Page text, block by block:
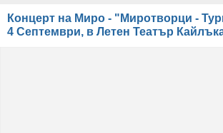
Концерт на Миро - "Миротворци -
4 Септември, в Летен Театър